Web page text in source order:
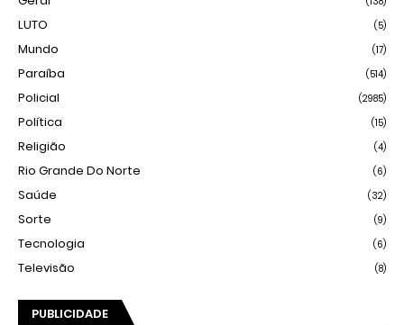
LUTO (5)
Mundo (17)
Paraíba (514)
Policial (2985)
Política (15)
Religião (4)
Rio Grande Do Norte (6)
Saúde (32)
Sorte (9)
Tecnologia (6)
Televisão (8)
PUBLICIDADE